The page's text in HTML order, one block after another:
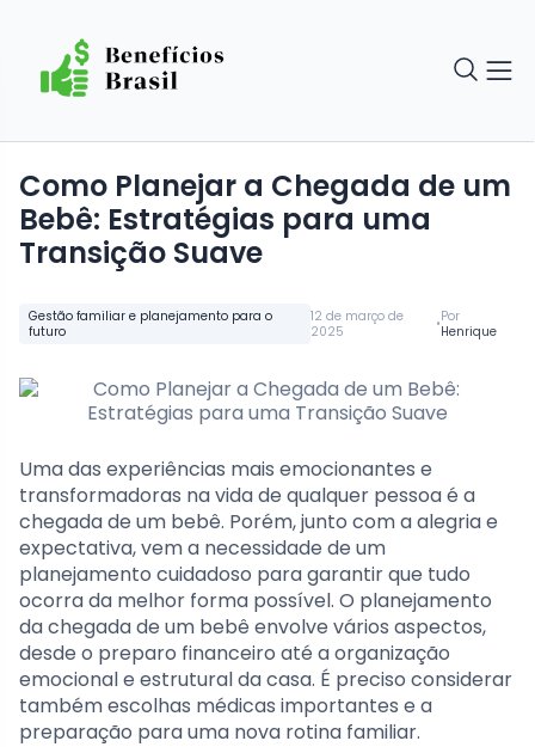
Gestão familiar e planejamento para o
futuro
12 de março de
2025
•Por
Henrique
Como Planejar a Chegada de um
Bebê: Estratégias para uma
Transição Suave
Uma das experiências mais emocionantes e
transformadoras na vida de qualquer pessoa é a
chegada de um bebê. Porém, junto com a alegria e
expectativa, vem a necessidade de um
planejamento cuidadoso para garantir que tudo
ocorra da melhor forma possível. O planejamento
da chegada de um bebê envolve vários aspectos,
desde o preparo financeiro até a organização
emocional e estrutural da casa. É preciso considerar
também escolhas médicas importantes e a
preparação para uma nova rotina familiar.